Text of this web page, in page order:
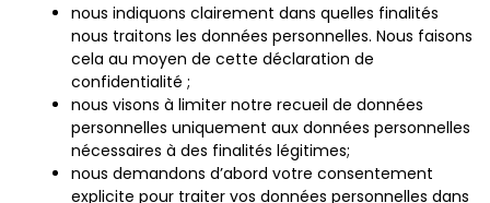
nous indiquons clairement dans quelles finalités
nous traitons les données personnelles. Nous faisons
cela au moyen de cette déclaration de
confidentialité ;
nous visons à limiter notre recueil de données
personnelles uniquement aux données personnelles
nécessaires à des finalités légitimes;
nous demandons d’abord votre consentement
explicite pour traiter vos données personnelles dans